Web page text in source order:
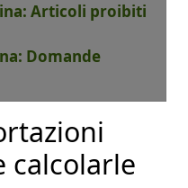
Articoli proibiti
Domande
calcolarle